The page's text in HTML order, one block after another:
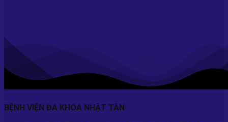
BỆNH VIỆN ĐA KHOA NHẬT TÂN